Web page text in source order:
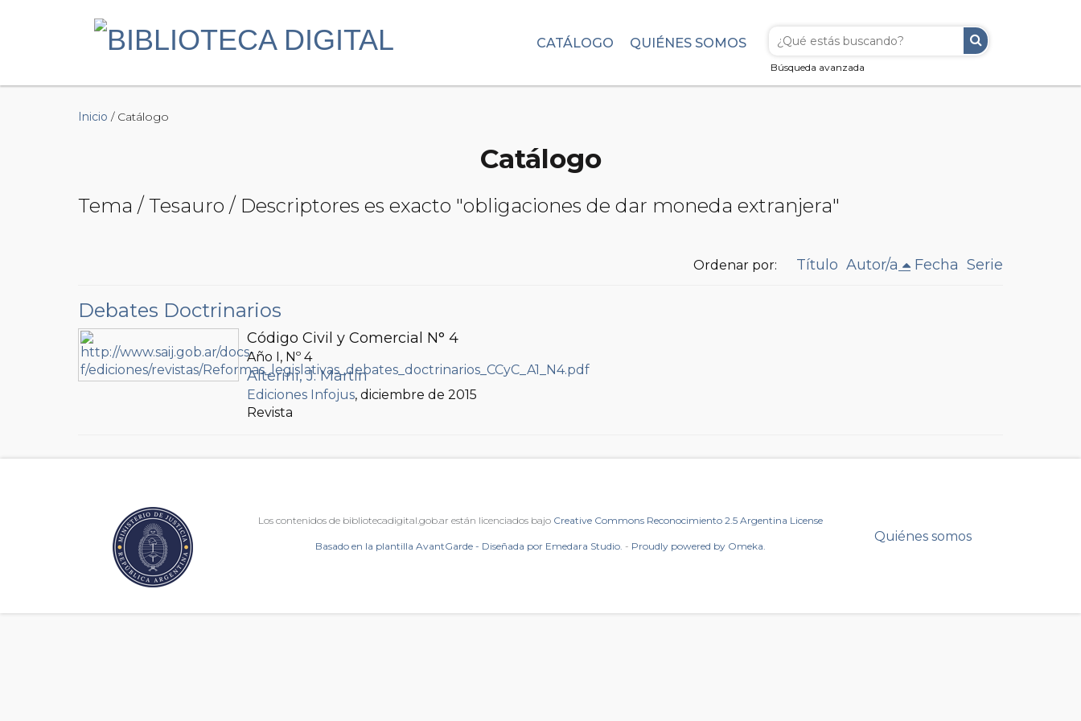
Búsqueda avanzada
CATÁLOGO QUIÉNES SOMOS
Inicio / Catálogo
Catálogo
Tema / Tesauro / Descriptores es exacto "obligaciones de dar moneda extranjera"
Ordenar por: Título Autor/a Fecha Serie
Debates Doctrinarios
Código Civil y Comercial N° 4
Año I, Nº 4
Alterini, J. Martín
Ediciones Infojus, diciembre de 2015
Revista
Los contenidos de bibliotecadigital.gob.ar están licenciados bajo Creative Commons Reconocimiento 2.5 Argentina License
Basado en la plantilla AvantGarde - Diseñada por Emedara Studio. - Proudly powered by Omeka.
Quiénes somos